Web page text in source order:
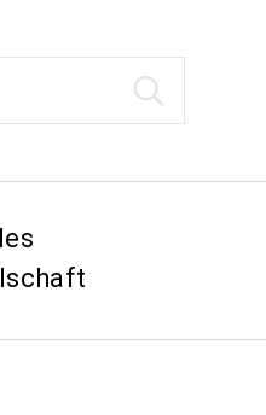
Suche starten